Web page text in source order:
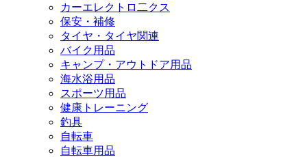
カーエレクトロ二クス
保安・補修
タイヤ・タイヤ関連
バイク用品
キャンプ・アウトドア用品
海水浴用品
スポーツ用品
健康トレーニング
釣具
自転車
自転車用品